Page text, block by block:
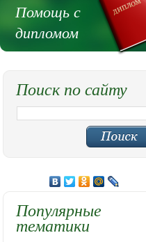
Помощь с
дипломом
Поиск по сайту
Популярные
тематики